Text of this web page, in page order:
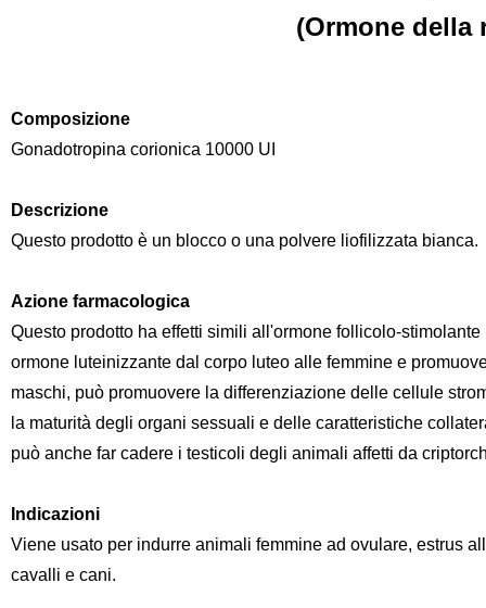
(Ormone della
Composizione
Gonadotropina corionica 10000 UI
Descrizione
Questo prodotto è un blocco o una polvere liofilizzata bianca.
Azione farmacologica
Questo prodotto ha effetti simili all'ormone follicolo-
ormone luteinizzante dal corpo luteo alle femmine e
maschi, può promuovere la differenziazione delle cellule
la maturità degli organi sessuali e delle caratteristiche
può anche far cadere i testicoli degli animali affetti da
Indicazioni
Viene usato per indurre animali femmine ad ovulare, estrus
cavalli e cani.